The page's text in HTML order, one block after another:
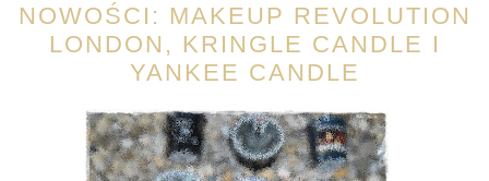
NOWOŚCI: MAKEUP REVOLUTION
LONDON, KRINGLE CANDLE I
YANKEE CANDLE